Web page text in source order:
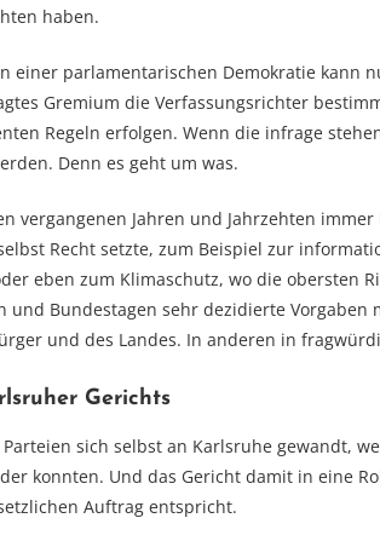
haben.
einer parlamentarischen Demokratie kann
Gremium die Verfassungsrichter
Regeln erfolgen. Wenn die infrage
Denn es geht um was.
vergangenen Jahren und Jahrzehten
Recht setzte, zum Beispiel zur
eben zum Klimaschutz, wo die obersten
Bundestagen sehr dezidierte Vorgaben
und des Landes. In anderen in
Gerichts
sich selbst an Karlsruhe gewandt,
konnten. Und das Gericht damit in eine
Auftrag entspricht.